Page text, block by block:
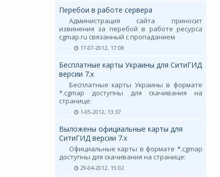
Перебои в работе сервера
Администрация сайта приносит
извинения за перебой в работе ресурса
cgmap.ru связанный с пропаданием
17-07-2012, 17:08
Бесплатные карты Украины для СитиГИД
версии 7.х
Бесплатные карты Украины в формате
*.cgmap доступны для скачивания на
странице:
1-05-2012, 13:37
Выложены официальные карты для
СитиГИД версии 7.х
Официальные карты в формате *.cgmap
доступны для скачивания на странице:
29-04-2012, 15:02